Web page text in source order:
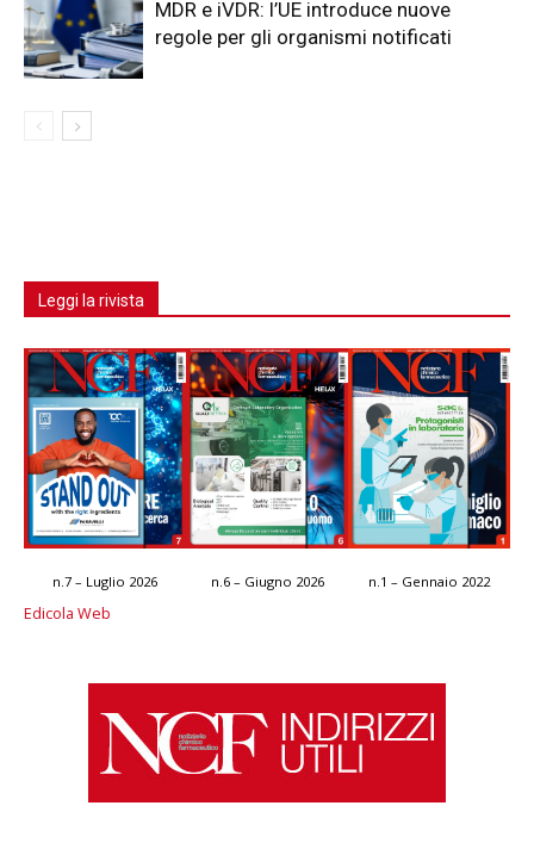
MDR e iVDR: l’UE introduce nuove
regole per gli organismi notificati
Leggi la rivista
n.7 – Luglio 2026 n.6 – Giugno 2026 n.1 – Gennaio 2022
Edicola Web